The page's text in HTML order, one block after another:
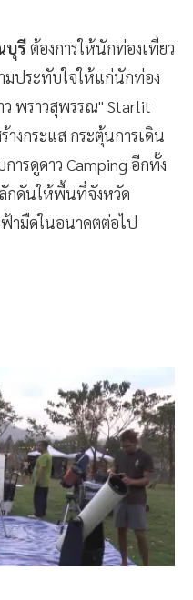
บุรีต้องการให้นักท่องเที่ยว
มประทับใจให้แก่นักท่อง
ว พราวสุพรรณ" Starlit
างกระแส กระตุ้นการเดิน
ารดูดาว Camping อีกทั้ง
กดันให้พื้นที่จังหวัด
ามืดในอนาคตต่อไป